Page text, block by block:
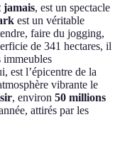
jamais, est un spectacle
est un véritable
faire du jogging,
de 341 hectares, il
immeubles
est l’épicentre de la
vibrante le
, environ 50 millions
attirés par les